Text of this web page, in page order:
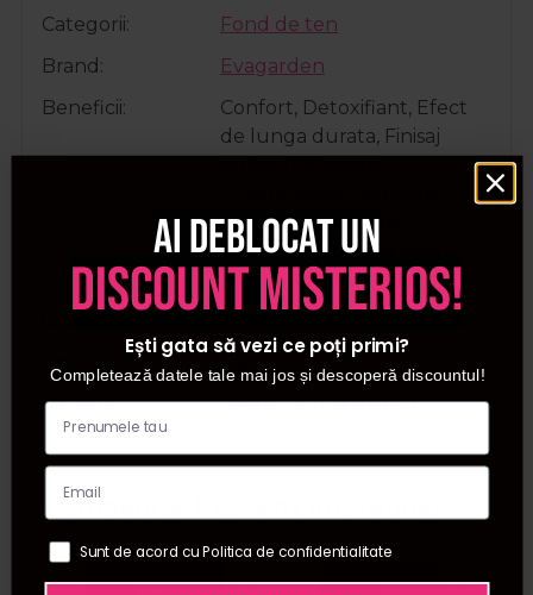
Categorii
Fond de ten
Brand
Evagarden
Beneficii
Confort, Detoxifiant, Efect
de lunga durata, Finisaj
Protector, Textura
cremoasa, Textura fluida,
Tonifiere, Uniformizare
Tip ten
Toate tipurile de ten
Cumparate frecvent impreuna:
Ai deblocat un
discount misterios!
Ești gata să vezi ce poți primi?
Completează datele tale mai jos și descoperă discountul!
Sunt de acord cu Politica de confidentialitate